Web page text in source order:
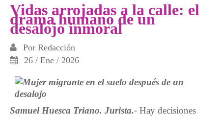
Vidas arrojadas a la calle: el
drama humano de un
desalojo inmoral
Por Redacción
26 / Ene / 2026
Samuel Huesca Triano. Jurista.- Hay decisiones